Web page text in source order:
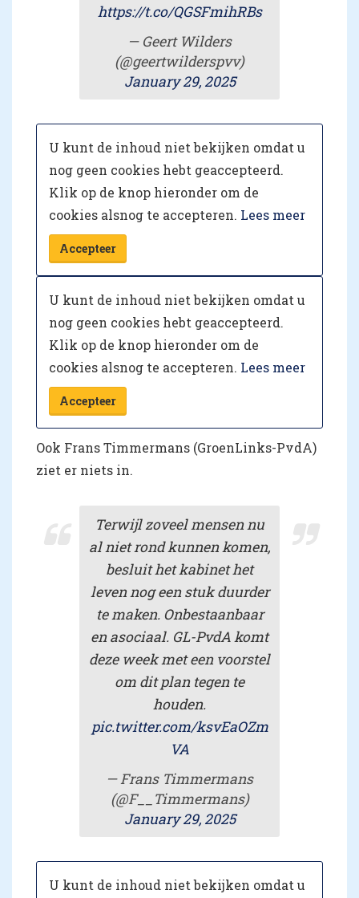
https://t.co/QGSFmihRBs
— Geert Wilders
(@geertwilderspvv)
January 29, 2025
U kunt de inhoud niet bekijken omdat u
nog geen cookies hebt geaccepteerd.
Klik op de knop hieronder om de
cookies alsnog te accepteren. Lees meer
Accepteer
U kunt de inhoud niet bekijken omdat u
nog geen cookies hebt geaccepteerd.
Klik op de knop hieronder om de
cookies alsnog te accepteren. Lees meer
Accepteer
Ook Frans Timmermans (GroenLinks-PvdA)
ziet er niets in.
Terwijl zoveel mensen nu
al niet rond kunnen komen,
besluit het kabinet het
leven nog een stuk duurder
te maken. Onbestaanbaar
en asociaal. GL-PvdA komt
deze week met een voorstel
om dit plan tegen te
houden.
pic.twitter.com/ksvEaOZm
VA
— Frans Timmermans
(@F__Timmermans)
January 29, 2025
U kunt de inhoud niet bekijken omdat u